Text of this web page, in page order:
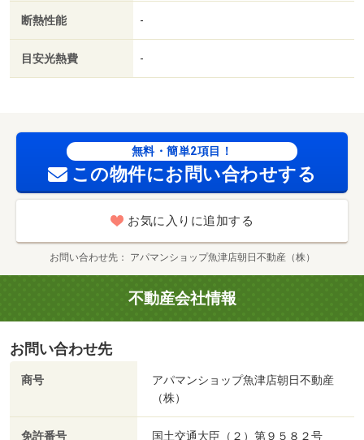
／築２年以内／２４時間換気システム／複層ガラス／築３
年以内／サンルーム／トイレ未使用／２駅利用可／駅徒歩
１０分以内／敷地内ごみ置き場／築５年以内／プロパンガ
ト（コンビニ）まで１６７ｍ／（株）大阪屋ショップ／魚
津釈迦堂店（スーパー）まで８９５ｍ／ローソン魚津上村
木店（コンビニ）まで１３３９ｍ／（株）大阪屋ショップ
／サンプラザ店（スーパー）まで１３３７ｍ／業務スーパ
ー魚津店（スーパー）まで１３７４ｍ／アップルヒル（ス
ーパー）まで１８０４ｍ/賃貸戸数:10戸
断熱性能 -
目安光熱費 -
無料・簡単2項目！
この物件にお問い合わせする
お気に入りに追加する
お問い合わせ先 アパマンショップ魚津店朝日不動産（株）
不動産会社情報
お問い合わせ先
商号
アパマンショップ魚津店朝日不動産
（株）
免許番号 国土交通大臣（２）第９５８２号